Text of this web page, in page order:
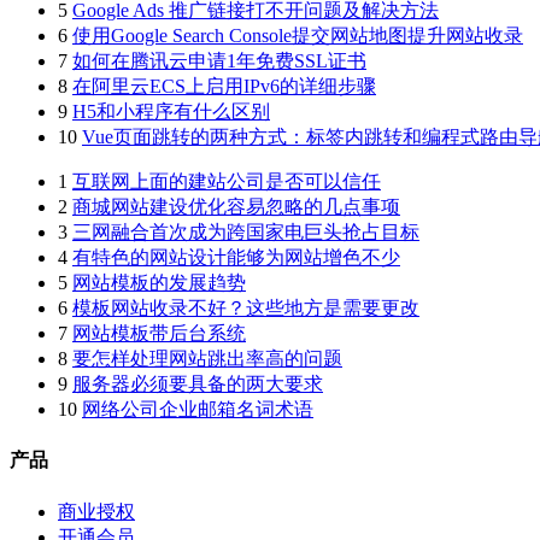
5 Google Ads 推广链接打不开问题及解决方法
6 使用Google Search Console提交网站地图提升网站收录
7 如何在腾讯云申请1年免费SSL证书
8 在阿里云ECS上启用IPv6的详细步骤
9 H5和小程序有什么区别
10 Vue页面跳转的两种方式：标签内跳转和编程式路由
1 互联网上面的建站公司是否可以信任
2 商城网站建设优化容易忽略的几点事项
3 三网融合首次成为跨国家电巨头抢占目标
4 有特色的网站设计能够为网站增色不少
5 网站模板的发展趋势
6 模板网站收录不好？这些地方是需要更改
7 网站模板带后台系统
8 要怎样处理网站跳出率高的问题
9 服务器必须要具备的两大要求
10 网络公司企业邮箱名词术语
产品
商业授权